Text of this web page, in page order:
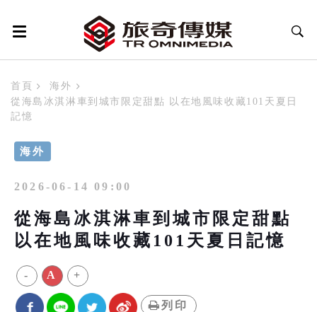
首頁
海外
從海島冰淇淋車到城市限定甜點 以在地風味收藏101天夏日
記憶
海外
2026-06-14 09:00
從海島冰淇淋車到城市限定甜點
以在地風味收藏101天夏日記憶
- A +
列印